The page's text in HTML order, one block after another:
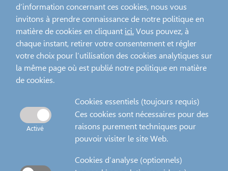
d’information concernant ces cookies, nous vous
invitons à prendre connaissance de notre politique en
matière de cookies en cliquant ici. Vous pouvez, à
chaque instant, retirer votre consentement et régler
votre choix pour l’utilisation des cookies analytiques sur
la même page où est publié notre politique en matière
de cookies.
Cookies essentiels (toujours requis)
Ces cookies sont nécessaires pour des
raisons purement techniques pour
pouvoir visiter le site Web.
Activé
Cookies d’analyse (optionnels)